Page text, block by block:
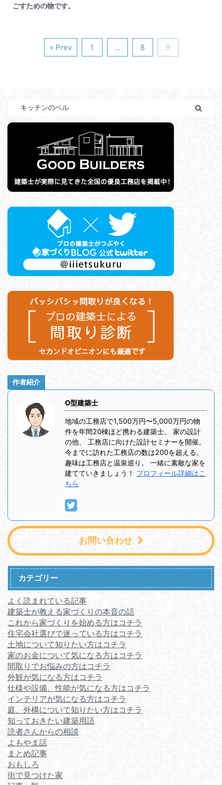
ごすための物です。
« Prev 1 … 8 9
作者紹介
O型建築士
地域の工務店で1,500万円〜5,000万円の物
件を年間20棟ほど携わる建築士。 家の設計
の他、 工務店に向けた設計セミナーを開催。
今までに訪れた工務店の数は200を超える。
趣味は工務店と温泉巡り。 一緒に素敵な家を
建てていきましょう！ プロフィール詳細はこ
ちら
お問い合わせ
カテゴリー
よく読まれている記事
建築士が教える家づくりの本音の話
これから家づくりを始める方はコチラ
住宅会社選びで迷っている方はコチラ
土地について知りたい方はコチラ
家のお金について気になる方はコチラ
間取りでお悩みの方はコチラ
外観が気になる方はコチラ
仕様や設備、性能が気になる方はコチラ
インテリアが気になる方はコチラ
庭、外構について知りたい方はコチラ
知っておきたい建築用語
読者さんからの相談
よもやま話
まとめ記事
おもしろ
街で見つけた家